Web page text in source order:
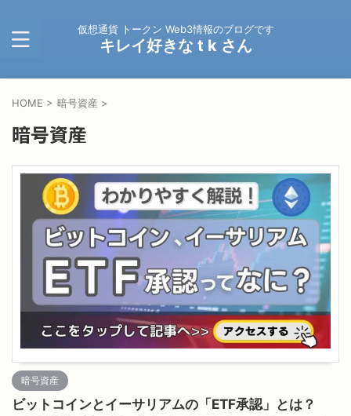
仮想通貨 トークン Web3情報のブログです
キレイ好きな t k さん
HOME > 暗号資産 >
暗号資産
暗号資産
ビットコインとイーサリアムの「ETF承認」とは？